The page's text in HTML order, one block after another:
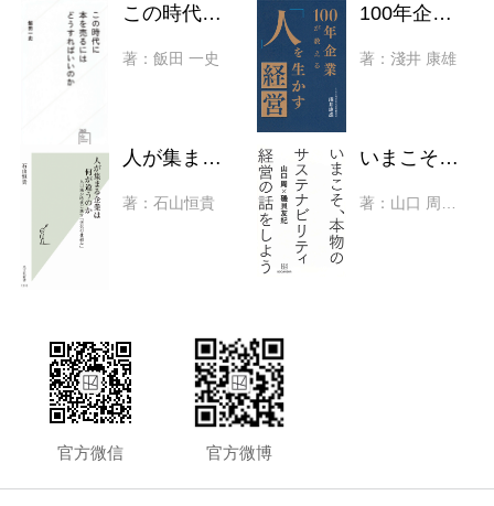
この時代に本を売るにはどうすればいいのか
著：飯田 一史
100年企業が教える「人」を生かす経営
著：淺井 康雄
人が集まる企業は何が違うのか 人口減少時代に壊す「空気の仕組み」
著：石山恒貴
いまこそ、本物のサステナビリティ経営の話をしよう
官方微信 官方微博